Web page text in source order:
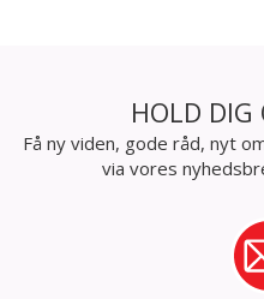
HOLD DIG
Få ny viden, gode råd, nyt
via vores